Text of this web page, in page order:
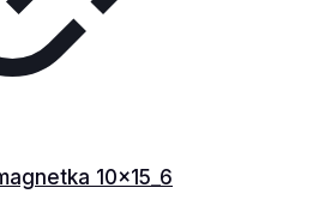
10x15_6